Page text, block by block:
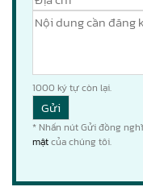
1000 ký tự còn lại.
* Nhấn nút Gửi đồng
mậtcủa chúng tôi.